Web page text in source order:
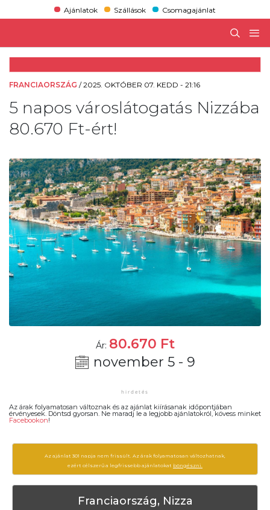
Ajánlatok Szállások Csomagajánlat
FRANCIAORSZÁG /2025. OKTÓBER 07. KEDD - 21:16
5 napos városlátogatás Nizzába
80.670 Ft-ért!
Ár: 80.670 Ft
november 5 - 9
Az árak folyamatosan változnak és az ajánlat kiírásanak időpontjában
érvényesek. Döntsd gyorsan. Ne maradj le a legjobb ajánlatokról, kövess minket
Facebookon!
Az ajánlat 301 napja nem frissült. Az árak folyamatosan változhatnak,
ezért célszerű a legfrissebb ajánlatokat böngészni.
Franciaország, Nizza